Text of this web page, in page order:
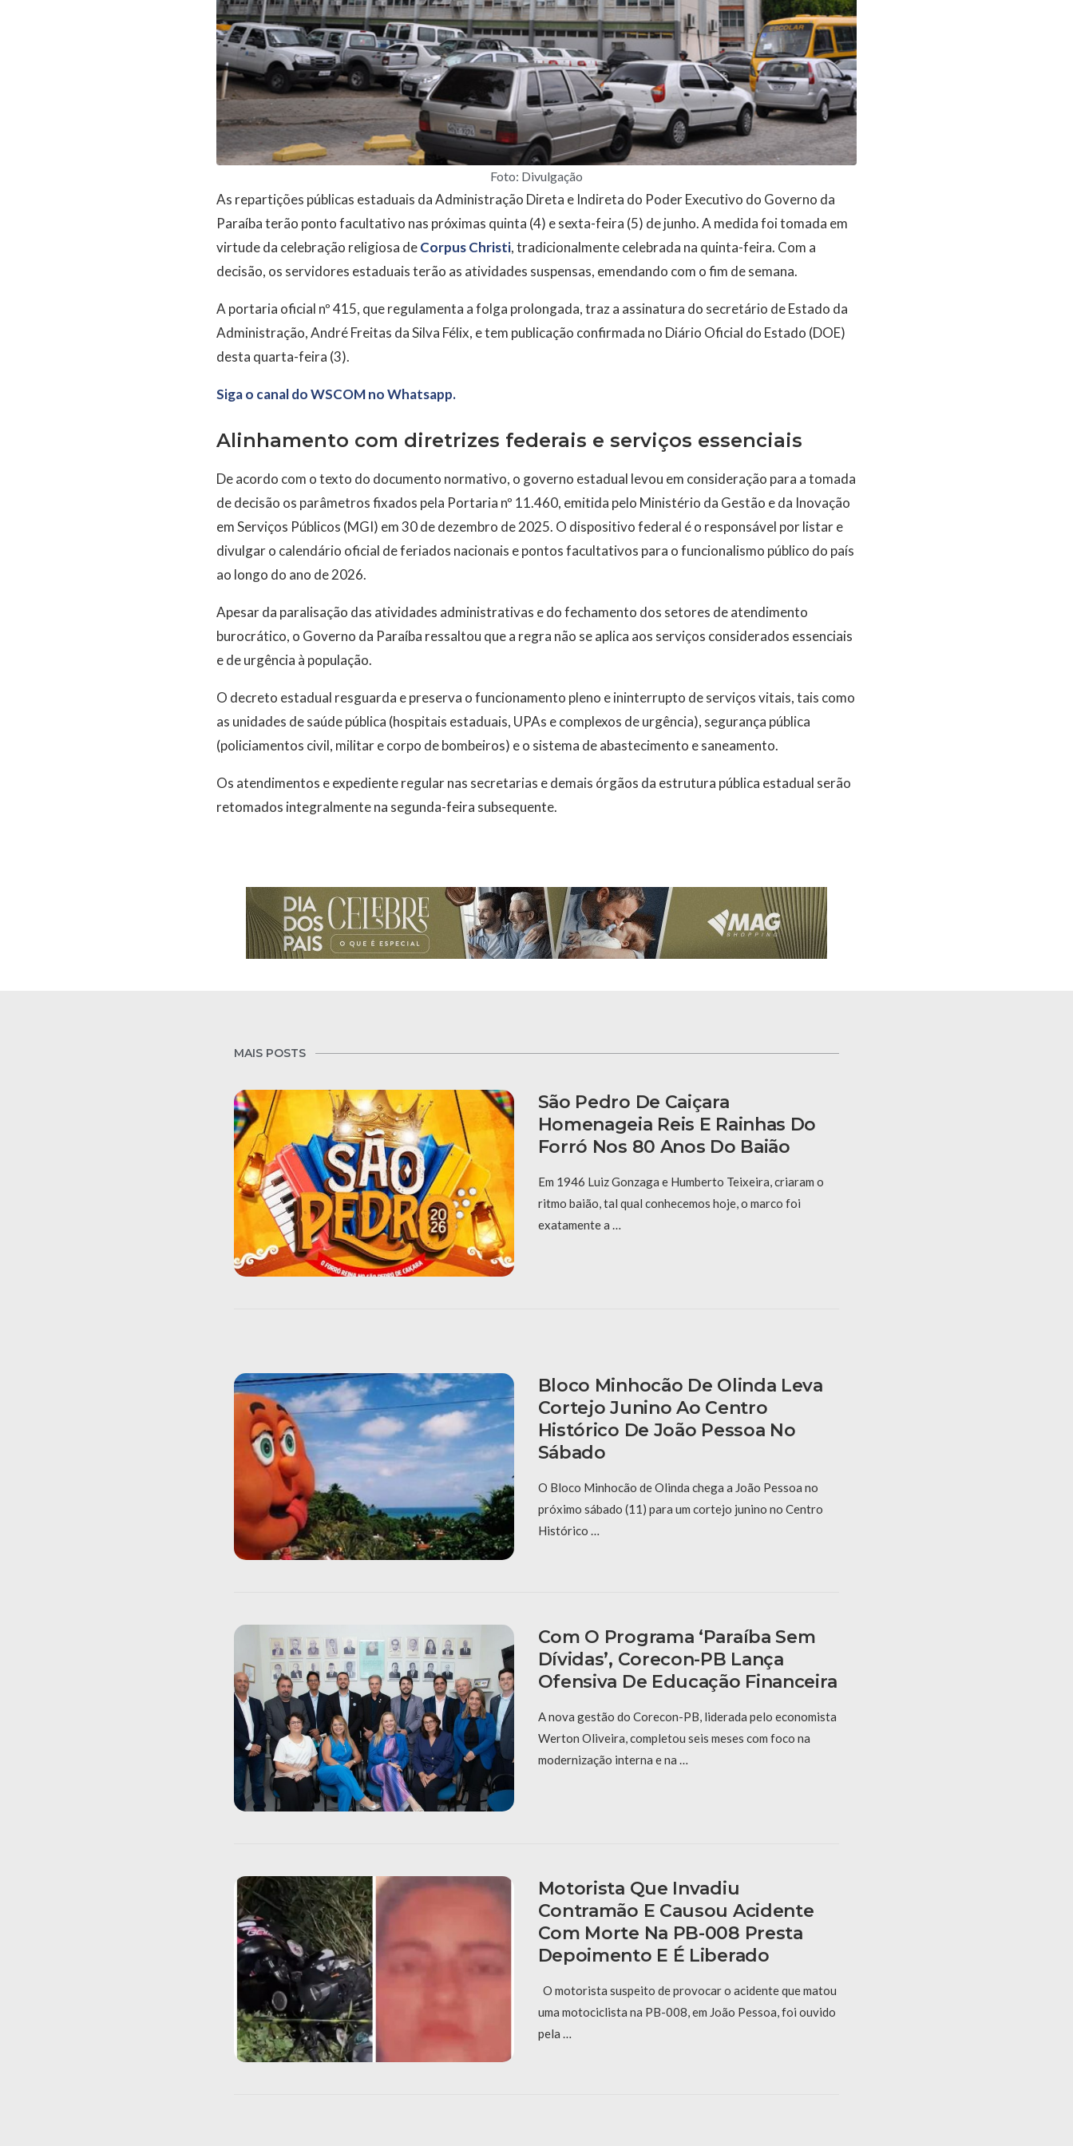
Foto: Divulgação
As repartições públicas estaduais da Administração Direta e Indireta do Poder Executivo do Governo da
Paraíba terão ponto facultativo nas próximas quinta (4) e sexta-feira (5) de junho. A medida foi tomada em
virtude da celebração religiosa deCorpus Christi, tradicionalmente celebrada na quinta-feira. Com a
decisão, os servidores estaduais terão as atividades suspensas, emendando com o fim de semana.
A portaria oficial nº 415, que regulamenta a folga prolongada, traz a assinatura do secretário de Estado da
Administração, André Freitas da Silva Félix, e tem publicação confirmada no Diário Oficial do Estado (DOE)
desta quarta-feira (3).
Siga o canal do WSCOM no Whatsapp.
Alinhamento com diretrizes federais e serviços essenciais
De acordo com o texto do documento normativo, o governo estadual levou em consideração para a tomada
de decisão os parâmetros fixados pela Portaria nº 11.460, emitida pelo Ministério da Gestão e da Inovação
em Serviços Públicos (MGI) em 30 de dezembro de 2025. O dispositivo federal é o responsável por listar e
divulgar o calendário oficial de feriados nacionais e pontos facultativos para o funcionalismo público do país
ao longo do ano de 2026.
Apesar da paralisação das atividades administrativas e do fechamento dos setores de atendimento
burocrático, o Governo da Paraíba ressaltou que a regra não se aplica aos serviços considerados essenciais
e de urgência à população.
O decreto estadual resguarda e preserva o funcionamento pleno e ininterrupto de serviços vitais, tais como
as unidades de saúde pública (hospitais estaduais, UPAs e complexos de urgência), segurança pública
(policiamentos civil, militar e corpo de bombeiros) e o sistema de abastecimento e saneamento.
Os atendimentos e expediente regular nas secretarias e demais órgãos da estrutura pública estadual serão
retomados integralmente na segunda-feira subsequente.
MAIS POSTS
São Pedro De Caiçara
Homenageia Reis E Rainhas Do
Forró Nos 80 Anos Do Baião
Em 1946 Luiz Gonzaga e Humberto Teixeira, criaram o
ritmo baião, tal qual conhecemos hoje, o marco foi
exatamente a …
Bloco Minhocão De Olinda Leva
Cortejo Junino Ao Centro
Histórico De João Pessoa No
Sábado
O Bloco Minhocão de Olinda chega a João Pessoa no
próximo sábado (11) para um cortejo junino no Centro
Histórico …
Com O Programa ‘Paraíba Sem
Dívidas’, Corecon-PB Lança
Ofensiva De Educação Financeira
A nova gestão do Corecon-PB, liderada pelo economista
Werton Oliveira, completou seis meses com foco na
modernização interna e na …
Motorista Que Invadiu
Contramão E Causou Acidente
Com Morte Na PB-008 Presta
Depoimento E É Liberado
O motorista suspeito de provocar o acidente que matou
uma motociclista na PB-008, em João Pessoa, foi ouvido
pela …